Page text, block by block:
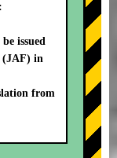
issued
(JAF) in
from